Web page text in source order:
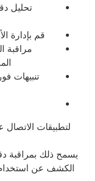
تحليل
قم بإدارة
مراقبة
تنبيهات
يسمح ذلك بمراقبة
الكشف عن استخدام